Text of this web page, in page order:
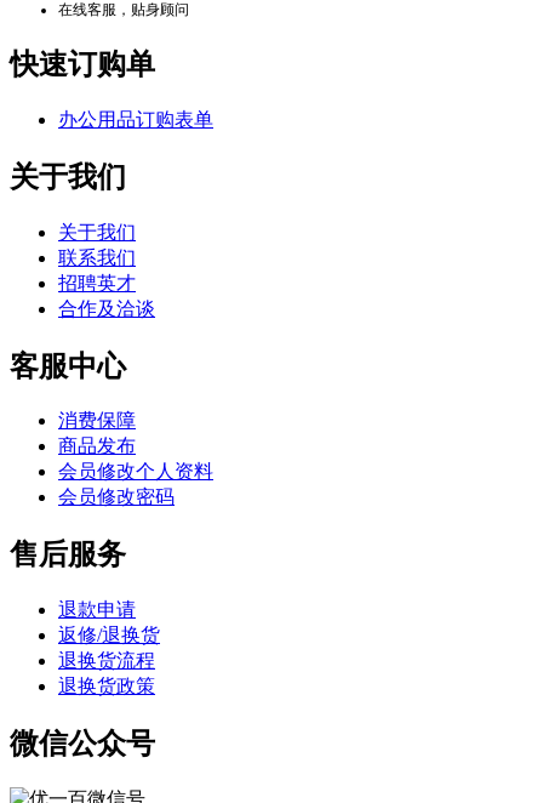
在线客服，贴身顾问
快速订购单
办公用品订购表单
关于我们
关于我们
联系我们
招聘英才
合作及洽谈
客服中心
消费保障
商品发布
会员修改个人资料
会员修改密码
售后服务
退款申请
返修/退换货
退换货流程
退换货政策
微信公众号